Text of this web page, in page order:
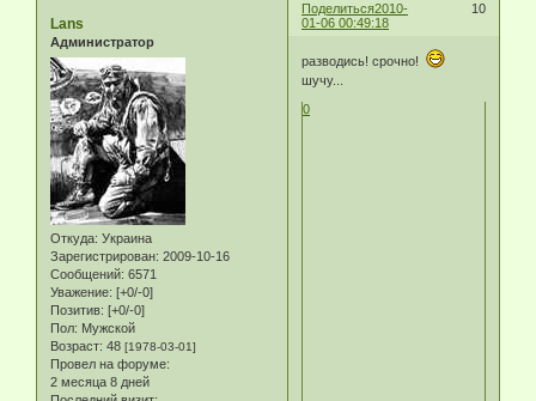
Поделиться 10
2010-
01-06 00:49:18
Lans
Администратор
Откуда: Украина
Зарегистрирован: 2009-10-16
Сообщений: 6571
Уважение: [+0/-0]
Позитив: [+0/-0]
Пол: Мужской
Возраст: 48 [1978-03-01]
Провел на форуме:
2 месяца 8 дней
разводись! срочно!
шучу...
0